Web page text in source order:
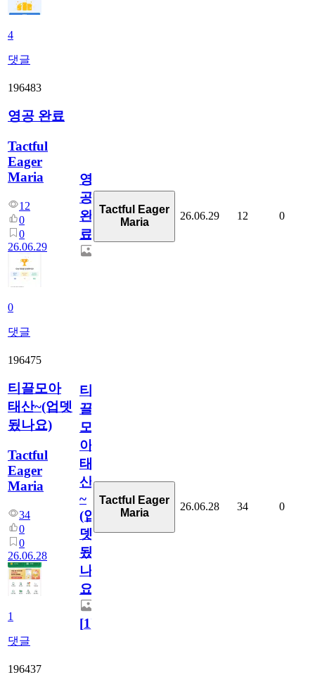
4
댓글
196483
영공 완료
Tactful
Eager
Maria
12
0
0
26.06.29
0
댓글
영
공
완
료
Tactful Eager
Maria
26.06.29 12 0
196475
티끌모아
태산~(업뎃
됬나요)
Tactful
Eager
Maria
34
0
0
26.06.28
1
댓글
티
끌
모
아
태
산
~
(업
뎃
됬
나
요)
[1]
Tactful Eager
Maria
26.06.28 34 0
196437